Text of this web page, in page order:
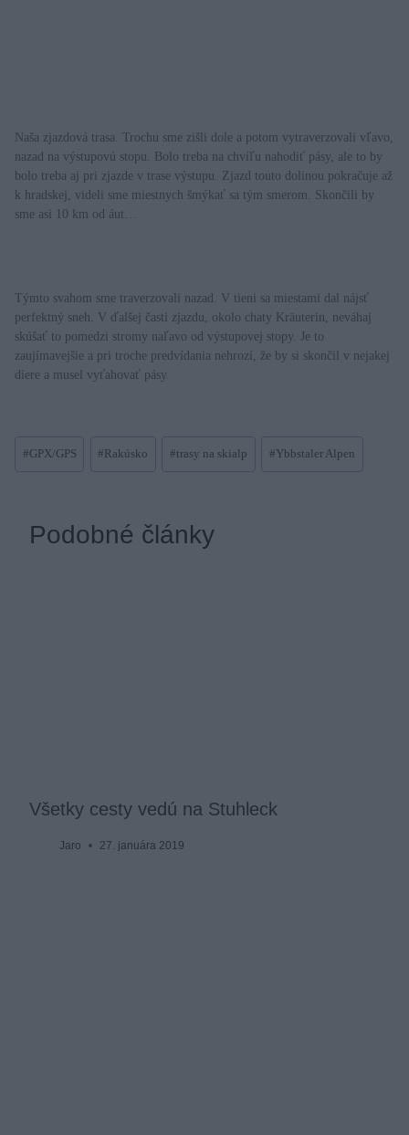
Naša zjazdová trasa. Trochu sme zišli dole a potom vytraverzovali vľavo,
nazad na výstupovú stopu. Bolo treba na chvíľu nahodiť pásy, ale to by
bolo treba aj pri zjazde v trase výstupu. Zjazd touto dolinou pokračuje až
k hradskej, videli sme miestnych šmýkať sa tým smerom. Skončili by
sme asi 10 km od áut…
Týmto svahom sme traverzovali nazad. V tieni sa miestami dal nájsť
perfektný sneh. V ďalšej časti zjazdu, okolo chaty Kräuterin, neváhaj
skúšať to pomedzi stromy naľavo od výstupovej stopy. Je to
zaujímavejšie a pri troche predvídania nehrozí, že by si skončil v nejakej
diere a musel vyťahovať pásy.
#GPX/GPS # Rakúsko #trasy na skialp #Ybbstaler Alpen
Podobné články
Všetky cesty vedú na Stuhleck
Jaro 27. januára 2019